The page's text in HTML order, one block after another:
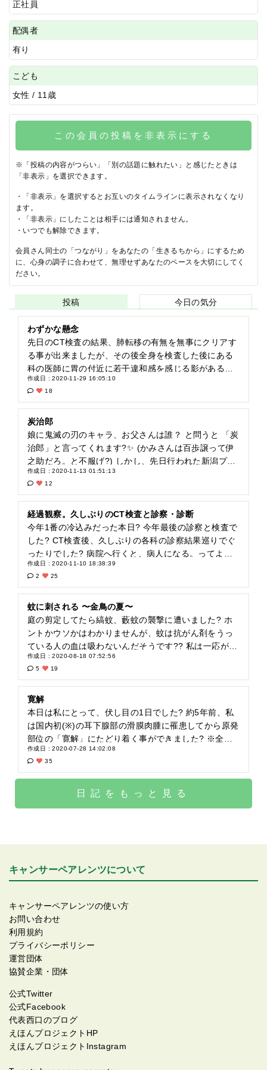
正社員
配偶者
有り
こども
女性 / 11歳
この会員の投稿を非表示にする
※「投稿の内容がつらい」「別の話題に触れたい」と感じたときは
「非表示」を選択できます。
・「非表示」を選択するとお互いのタイムラインに表示されなくなり
ます。
・「非表示」にしたことは相手には通知されません。
・いつでも解除できます。
会員さん同士の「つながり」をあなたの「生きるちから」にするため
に、心身の調子に合わせて、無理せずあなたのペースを大切にしてく
ださい。
投稿 今日の気分
わずかな懸念
先日のCT検査の結果、肺転移の有無を無事にクリアす
る事が出来ましたが、その後全身を検査した後にある
科の医師に胃の付近に若干違和感を感じる影があると
いう話をされました? (なんたら線という悪い細胞を阻
止する役割をする線の所に影があるんだそうですが、
忘れちゃいました?) 滑膜肉腫もた様々な部位に転移す
る可能性が「無い訳では無い為」医師に意見されると
不安を感じざる得ない所もあります? しかしこの度、
映った影が痛みを感じるなどの現在直接的な影響がで
てる訳ではありません? 意見した医師も、「私の専門
領域で無い部位なのに変な言い方してごめんね??」っ
て言ってました?。 しかし今後は肺以外も全身もよく
見て様子を見ていきましょうとの事で話は纏りました?
もはやこの運命を背負った身、まだ小さな私の女神の
為に捧げつつ自身の人生もまた楽しみたく思います? #
がんサバイバー#滑膜肉腫#ステージⅢ#転移あり#影#家
族#娘#女神#人生#無病息災
作成日 : 2020-11-29 16:05:10
18
炭治郎
娘に鬼滅の刃のキャラ、お父さんは誰？ と問うと 「炭
治郎」と言ってくれます?✨ (かみさんは百歩譲って伊
之助だろ。と不服げ?) しかし、先日行われた新潟プロ
レスのポスターを観て、この貼り紙に写ってる人達全
員お父さんみたい❗️特にこの人‼️ kazuma sakamoto さ
ん?‍♀️⁉️ え…、お父さん、炭…治郎なんだよね❓ #鬼滅
の刃 #娘 #炭治郎 #新潟プロレス #お父さん #全員 #ka
zumasakamoto #全集中 #父の呼吸 #動悸
作成日 : 2020-11-13 01:51:13
12
経過観察。久しぶりのCT検査と診察・診断
今年1番の冷込みだった本日? 今年最後の診察と検査で
した? CT検査後、久しぶりの各科の診察結果巡りでぐ
ったりでした? 病院へ行くと、病人になる。ってよく
言われてますが名言ですね? 今年の8月にて滑膜肉腫の
原発部位の手術・治療から5年が経ち寛解を無事に迎え
る事ができました? 肺転移腫瘍の手術・治療の5年経過
は再来年の1月。今回のCT検査による検査結果も無事
にクリアする事ができました?‍♂️✨ 特に気をつけてなく
てならないことは無く天に運を委ねる事しかできない
のですが、これからの季節も考えると強いて挙げると
したら免疫力を下げない事ですかね?? 肺転移の寛解も
無事に迎えて、完全寛解を迎える事ができますよ〜
に?‼️ #新潟大学医師学総合病院#AYA世代#働き世代#が
んサバイバー#滑膜肉腫#耳下腺#国内初#肺転移腫瘍#
ステージⅢ#経過観察中#自然のリズムを取り戻す鍵は#
食べること#寝ること#リラックスすること#免疫力を
たかめよう
作成日 : 2020-11-10 18:38:39
2
25
蚊に刺される 〜金鳥の夏〜
庭の剪定してたら縞蚊、藪蚊の襲撃に遭いました? ホ
ントかウソかはわかりませんが、蚊は抗がん剤をうっ
ている人の血は吸わないんだそうです?? 私は一応がん
サバイバーで、生涯投与限度が限られている強めな抗
がん剤を限界まで投与しているのですが、今年は蚊が
ブスブスと刺してきます????笑 しかも手術、放射線当
てた部位までブスりと刺して吸ってくれてで、痒いん
だか熱いだかジンジン?、よくわからん感覚‼️? 蚊よ、
吸血してみて美味いかい？俺の血⁇、数年ぶりに蚊に
刺されて存外悪くない気分の自分を感じる夏…?笑
作成日 : 2020-08-18 07:52:56
5
19
寛解
本日は私にとって、伏し目の1日でした? 約5年前、私
は国内初(※)の耳下腺部の滑膜肉腫に罹患してから原発
部位の「寛解」にたどり着く事ができました? ※全て
の情報が共有・開示されている訳ではありません。 古
いPCに保存されていた、手術直前の当時の1番ヤバか
ったピークの頃の自撮り画像が出てきて、改めて私自
身ビックリしました?⁉️ ここまで腫れ上がると、腫瘍そ
腫瘍からか約8cm程離して切除するのが基本だとの事
mを切除していたら頭部の1/3以上欠損してまう事にな
り例え手術が成功したとしても、その後の日常社会・
で切除してもらました?‍⚕️ そして右脚の神経を切り取っ
て切除した神経を繋ぎ、右太股の筋肉と皮膚で塞ぎ(皮
弁)ました? 新潟大学医歯学総合病院の形成外科の先生
の中に全国で5本の指に入る、ゴッドハンドクラスの先
生がいます??✨ その先生のお陰で可能な限り最小限に
抑えて頂く事ができて現在に至ります‼️ 現在は、更に
したが、「検討しときます」って答えておきました笑?
(趣味のサーフィンの日焼けもあり真っ黒であんまり気
にならないないし??‍♂️) ひとまずは節目の「寛解」を無
事に迎える事が出来て一安心です✨ しかし原発部の治
療後の約一年後に肺転移が確認されて手術&治療してる
作成日 : 2020-07-28 14:02:08
35
日記をもっと見る
キャンサーペアレンツについて
キャンサーペアレンツの使い方
お問い合わせ
利用規約
プライバシーポリシー
運営団体
協賛企業・団体
公式Twitter
公式Facebook
代表西口のブログ
えほんプロジェクトHP
えほんプロジェクトInstagram